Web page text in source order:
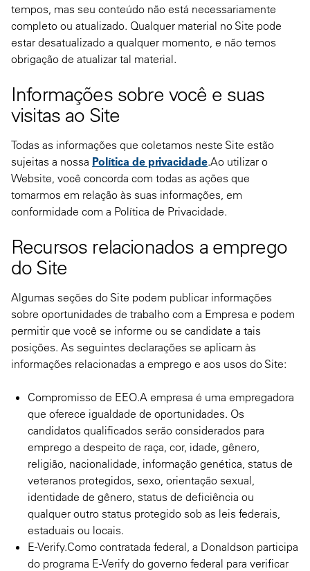
tempos, mas seu conteúdo não está necessariamente
completo ou atualizado. Qualquer material no Site pode
estar desatualizado a qualquer momento, e não temos
obrigação de atualizar tal material.
Informações sobre você e suas
visitas ao Site
Todas as informações que coletamos neste Site estão
sujeitas a nossa Política de privacidade.Ao utilizar o
Website, você concorda com todas as ações que
tomarmos em relação às suas informações, em
conformidade com a Política de Privacidade.
Recursos relacionados a emprego
do Site
Algumas seções do Site podem publicar informações
sobre oportunidades de trabalho com a Empresa e podem
permitir que você se informe ou se candidate a tais
posições. As seguintes declarações se aplicam às
informações relacionadas a emprego e aos usos do Site:
Compromisso de EEO.A empresa é uma empregadora
que oferece igualdade de oportunidades. Os
candidatos qualificados serão considerados para
emprego a despeito de raça, cor, idade, gênero,
religião, nacionalidade, informação genética, status de
veteranos protegidos, sexo, orientação sexual,
identidade de gênero, status de deficiência ou
qualquer outro status protegido sob as leis federais,
estaduais ou locais.
E-Verify.Como contratada federal, a Donaldson participa
do programa E-Verify do governo federal para verificar